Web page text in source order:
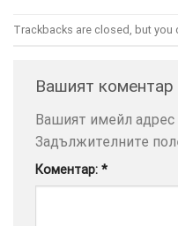
Trackbacks are closed, but you
Вашият коментар
Вашият имейл адрес
Задължителните
Коментар: *
ПОВЕЧЕ
ДА
НАМЕРИТЕ
ТУК.
УСЛУГИ ОПЦИИ